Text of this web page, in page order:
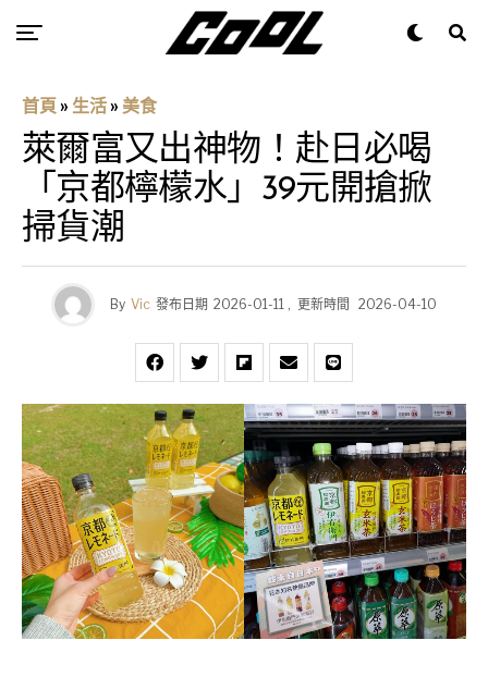
首頁 » 生活 » 美食
萊爾富又出神物！赴日必喝
「京都檸檬水」39元開搶掀
掃貨潮
By Vic 發布日期 2026-01-11 , 更新時間 2026-04-10